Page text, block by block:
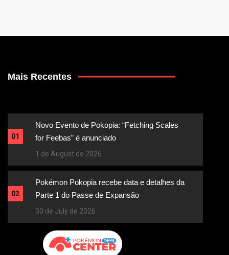
Mais Recentes
01
Novo Evento de Pokopia: “Fetching Scales
for Feebas” é anunciado
1 de August de 2026
02
Pokémon Pokopia recebe data e detalhes da
Parte 1 do Passe de Expansão
30 de July de 2026